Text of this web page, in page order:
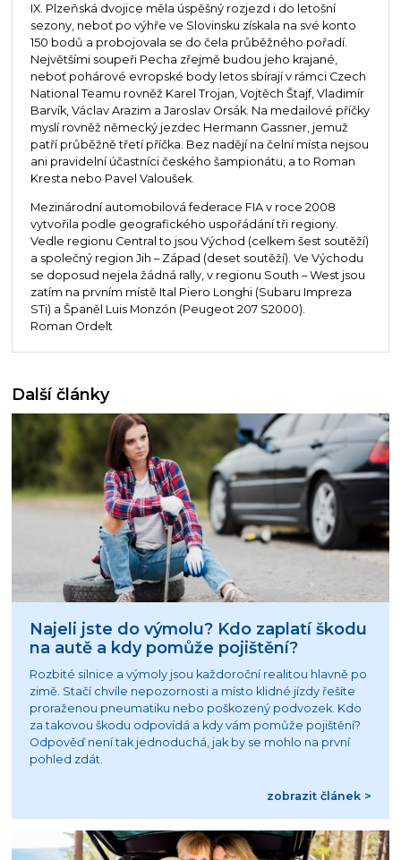
IX. Plzeňská dvojice měla úspěšný rozjezd i do letošní
sezony, neboť po výhře ve Slovinsku získala na své konto
150 bodů a probojovala se do čela průběžného pořadí.
Největšími soupeři Pecha zřejmě budou jeho krajané,
neboť pohárové evropské body letos sbírají v rámci Czech
National Teamu rovněž Karel Trojan, Vojtěch Štajf, Vladimír
Barvík, Václav Arazim a Jaroslav Orsák. Na medailové příčky
myslí rovněž německý jezdec Hermann Gassner, jemuž
patří průběžně třetí příčka. Bez nadějí na čelní místa nejsou
ani pravidelní účastníci českého šampionátu, a to Roman
Kresta nebo Pavel Valoušek.
Mezinárodní automobilová federace FIA v roce 2008
vytvořila podle geografického uspořádání tři regiony.
Vedle regionu Central to jsou Východ (celkem šest soutěží)
a společný region Jih – Západ (deset soutěží). Ve Východu
se doposud nejela žádná rally, v regionu South – West jsou
zatím na prvním místě Ital Piero Longhi (Subaru Impreza
STi) a Španěl Luis Monzón (Peugeot 207 S2000).
Roman Ordelt
Další články
Najeli jste do výmolu? Kdo zaplatí škodu
na autě a kdy pomůže pojištění?
Rozbité silnice a výmoly jsou každoroční realitou hlavně po
zimě. Stačí chvíle nepozornosti a místo klidné jízdy řešíte
proraženou pneumatiku nebo poškozený podvozek. Kdo
za takovou škodu odpovídá a kdy vám pomůže pojištění?
Odpověď není tak jednoduchá, jak by se mohlo na první
pohled zdát.
zobrazit článek >